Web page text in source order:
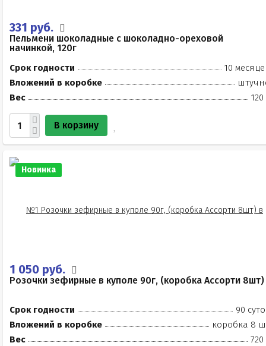
331 руб.
Пельмени шоколадные с шоколадно-ореховой
начинкой, 120г
Срок годности
10
Вложений в коробке
Вес
120
В корзину
Новинка
1 050 руб.
Розочки зефирные в куполе 90г, (коробка Ассорти 8шт)
Срок годности
90
Вложений в коробке
коробка 8
Вес
720